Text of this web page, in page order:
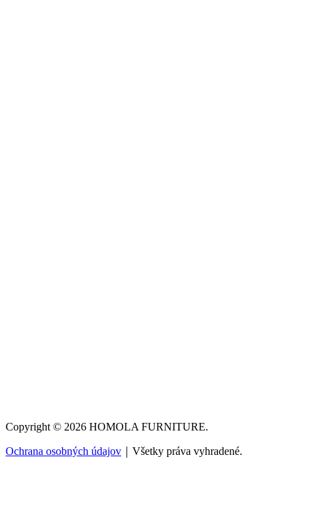
Copyright © 2026 HOMOLA FURNITURE.
Ochrana osobných údajov ｜Všetky práva vyhradené.